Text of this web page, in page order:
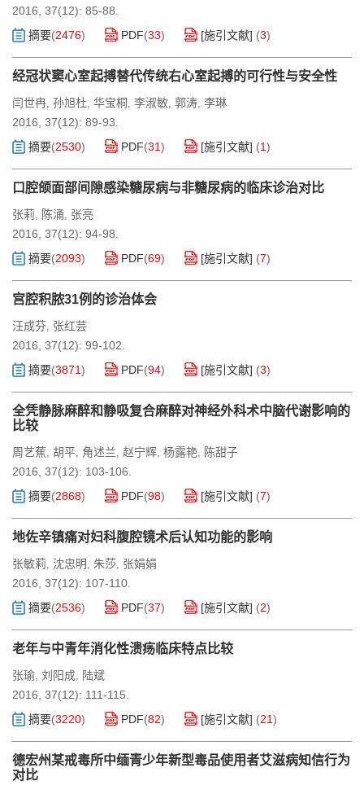
2016, 37(12): 85-88.
摘要(2476) PDF(33) [施引文献] (3)
经冠状窦心室起搏替代传统右心室起搏的可行性与安全性
闫世冉, 孙旭杜, 华宝桐 , 李淑敏, 郭涛, 李琳
2016, 37(12): 89-93.
摘要(2530) PDF(31) [施引文献] (1)
口腔颌面部间隙感染糖尿病与非糖尿病的临床诊治对比
张莉, 陈涌, 张亮
2016, 37(12): 94-98.
摘要(2093) PDF(69) [施引文献] (7)
宫腔积脓31例的诊治体会
汪成芬, 张红芸
2016, 37(12): 99-102.
摘要(3871) PDF(94) [施引文献] (3)
全凭静脉麻醉和静吸复合麻醉对神经外科术中脑代谢影响的
比较
周艺蕉, 胡平, 角述兰, 赵宁辉, 杨露艳, 陈甜子
2016, 37(12): 103-106.
摘要(2868) PDF(98) [施引文献] (7)
地佐辛镇痛对妇科腹腔镜术后认知功能的影响
张敏莉, 沈忠明 , 朱莎, 张娟娟
2016, 37(12): 107-110.
摘要(2536) PDF(37) [施引文献] (2)
老年与中青年消化性溃疡临床特点比较
张瑜, 刘阳成, 陆斌
2016, 37(12): 111-115.
摘要(3220) PDF(82) [施引文献] (21)
德宏州某戒毒所中缅青少年新型毒品使用者艾滋病知信行为
对比